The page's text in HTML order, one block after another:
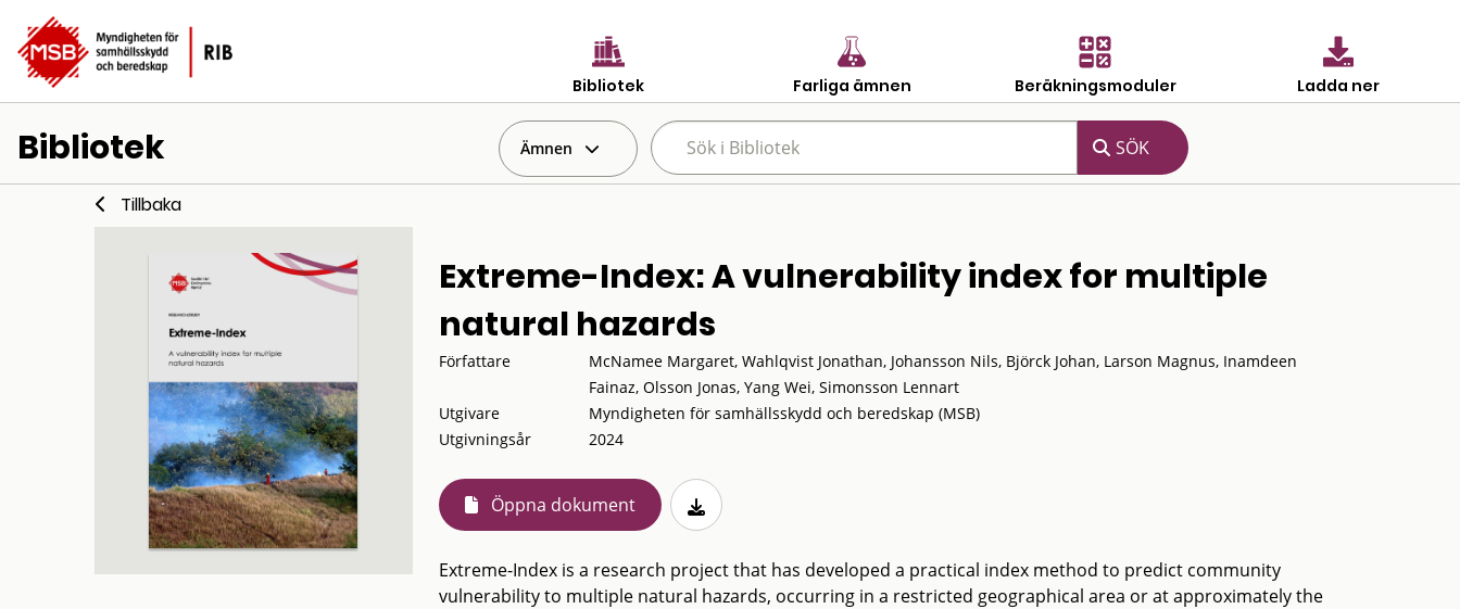
Bibliotek Farliga ämnen Beräkningsmoduler Ladda ner
Bibliotek Ämnen
Tillbaka
Extreme-Index: A vulnerability index for multiple
natural hazards
Författare
McNamee Margaret, Wahlqvist Jonathan, Johansson Nils, Björck Johan, Larson Magnus, Inamdeen
Fainaz, Olsson Jonas, Yang Wei, Simonsson Lennart
Utgivare
Myndigheten för samhällsskydd och beredskap (MSB)
Utgivningsår
2024
Öppna dokument
Extreme-Index is a research project that has developed a practical index method to predict community
vulnerability to multiple natural hazards, occurring in a restricted geographical area or at approximately the